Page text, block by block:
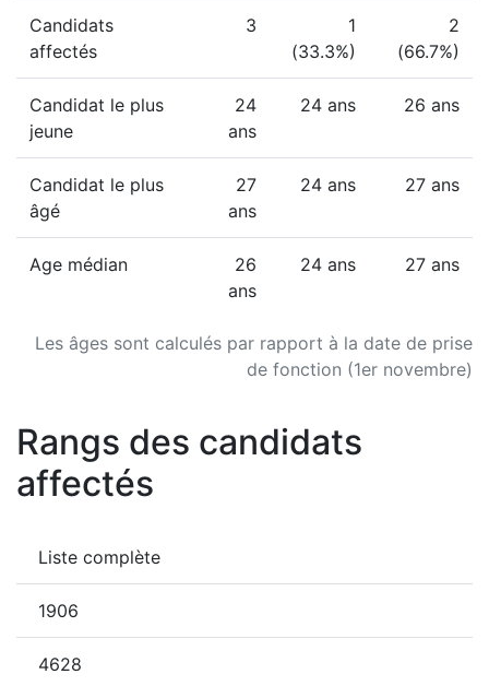
Les âges sont calculés par rapport à la date de prise
de fonction (1er novembre)
Candidats
affectés
3
1
(33.3%)
2
(66.7%)
Candidat le plus
jeune
24
ans
24 ans 26 ans
Candidat le plus
âgé
27
ans
24 ans 27 ans
Age médian
26
ans
24 ans 27 ans
Rangs des candidats
affectés
Liste complète
1906
4628